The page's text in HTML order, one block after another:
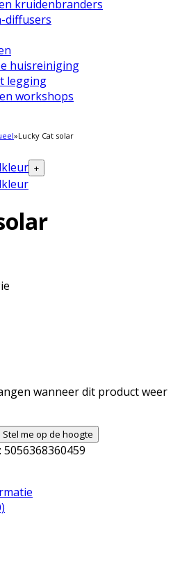
kruidenbranders
diffusers
huisreiniging
legging
workshops
»Lucky Cat solar
+
wanneer dit product weer
Stel me op de hoogte
5056368360459